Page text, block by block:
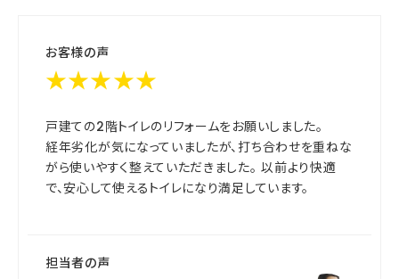
お客様の声
★★★★★
戸建ての2階トイレのリフォームをお願いしました。
経年劣化が気になっていましたが、打ち合わせを重ねな
がら使いやすく整えていただきました。 以前より快適
で、安心して使えるトイレになり満足しています。
担当者の声